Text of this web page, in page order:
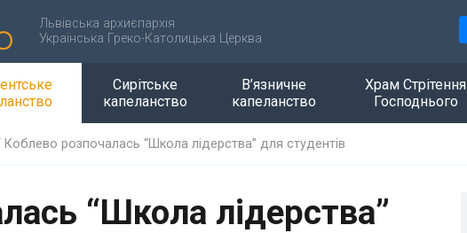
Львівська архиєпархія
Українська Греко-Католицька Церква
Сирітське
капеланство
В’язничне
капеланство
Храм Стрітення
Господнього
Коблево розпочалась “Школа лідерства” для студентів
“Школа лідерства”